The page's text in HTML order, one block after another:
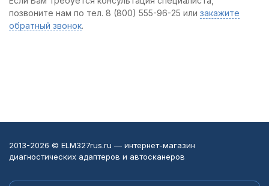
позвоните нам по тел. 8 (800) 555-96-25 или закажите
обратный звонок.
2013-2026 © ELM327rus.ru — интернет-магазин
диагностических адаптеров и автосканеров